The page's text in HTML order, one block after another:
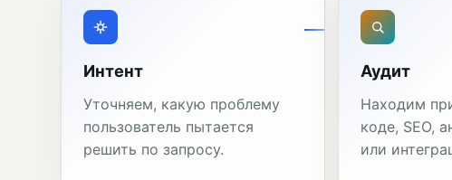
Интент
Уточняем, какую проблему
пользователь пытается
решить по запросу.
Аудит
Находим
коде, SEO,
или